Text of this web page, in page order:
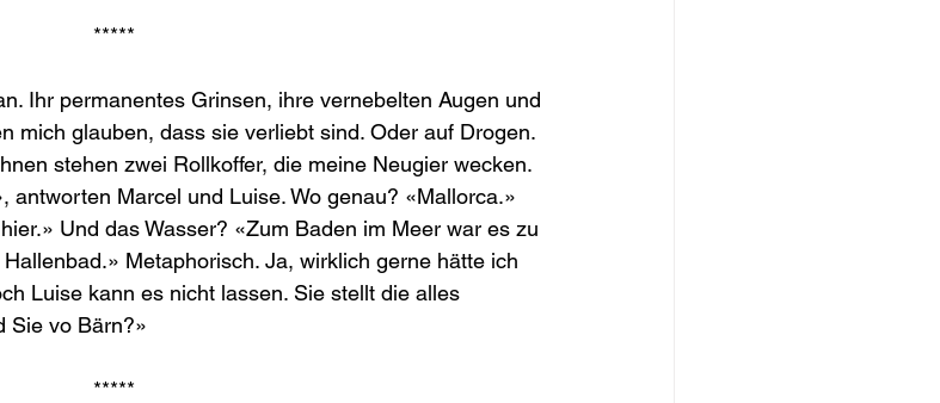
*****
Ihr permanentes Grinsen, ihre vernebelten Augen und
mich glauben, dass sie verliebt sind. Oder auf Drogen.
stehen zwei Rollkoffer, die meine Neugier wecken.
antworten Marcel und Luise. Wo genau? «Mallorca.»
Und das Wasser? «Zum Baden im Meer war es zu
Metaphorisch. Ja, wirklich gerne hätte ich
Luise kann es nicht lassen. Sie stellt die alles
Sie vo Bärn?»
*****